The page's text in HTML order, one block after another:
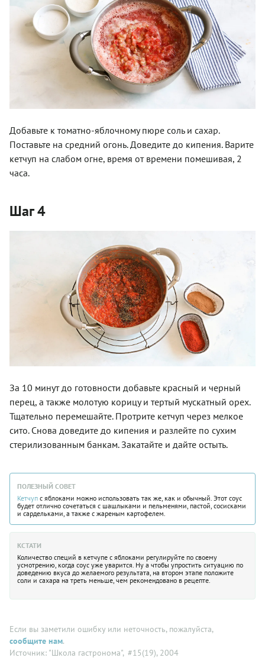
Добавьте к томатно-яблочному пюре соль и сахар.
Поставьте на средний огонь. Доведите до кипения. Варите
кетчуп на слабом огне, время от времени помешивая, 2
часа.
Шаг 4
За 10 минут до готовности добавьте красный и черный
перец, а также молотую корицу и тертый мускатный орех.
Тщательно перемешайте. Протрите кетчуп через мелкое
сито. Снова доведите до кипения и разлейте по сухим
стерилизованным банкам. Закатайте и дайте остыть.
ПОЛЕЗНЫЙ СОВЕТ
Кетчуп с яблоками можно использовать так же, как и обычный. Этот соус
будет отлично сочетаться с шашлыками и пельменями, пастой, сосисками
и сардельками, а также с жареным картофелем.
КСТАТИ
Количество специй в кетчупе с яблоками регулируйте по своему
усмотрению, когда соус уже уварится. Ну а чтобы упростить ситуацию по
доведению вкуса до желаемого результата, на втором этапе положите
соли и сахара на треть меньше, чем рекомендовано в рецепте.
Если вы заметили ошибку или неточность, пожалуйста,
сообщите нам.
Источник: "Школа гастронома", #15(19), 2004